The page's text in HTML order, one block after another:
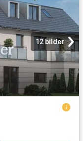
12 bilder